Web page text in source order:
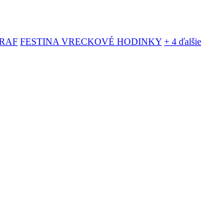
FESTINA VRECKOVÉ HODINKY + 4 ďalšie